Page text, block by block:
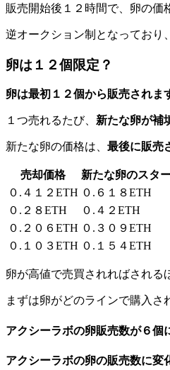
販売開始後１２時間で、卵の価
逆オークション制となっており
卵は１２個限定？
卵は最初１２個から販売されま
１つ売れるたび、 新たな卵が補
新たな卵の価格は、 最後に販売
売却価格
新たな卵のスタ
０.４１２ETH ０.６１８ETH
０.２８ETH
０.４２ETH
０.２０６ETH ０.３０９ETH
０.１０３ETH ０.１５４ETH
卵が高値で売買されればされる
まずは卵がどのラインで購入さ
アクシーラボの卵販売数が６個
アクシーラボの卵の販売数に変